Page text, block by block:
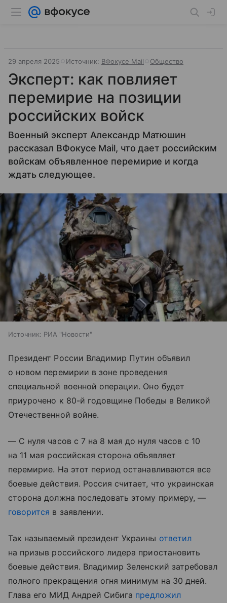
29 апреля 2025 Источник: ВФокусе Mail Общество
Эксперт: как повлияет
перемирие на позиции
российских войск
Военный эксперт Александр Матюшин
рассказал ВФокусе Mail, что дает российским
войскам объявленное перемирие и когда
ждать следующее.
Источник: РИА "Новости"
Президент России Владимир Путин объявил
о новом перемирии в зоне проведения
специальной военной операции. Оно будет
приурочено к 80-й годовщине Победы в Великой
Отечественной войне.
— С нуля часов с 7 на 8 мая до нуля часов с 10
на 11 мая российская сторона объявляет
перемирие. На этот период останавливаются все
боевые действия. Россия считает, что украинская
сторона должна последовать этому примеру, —
говорится в заявлении.
Так называемый президент Украины ответил
на призыв российского лидера приостановить
боевые действия. Владимир Зеленский затребовал
полного прекращения огня минимум на 30 дней.
Глава его МИД Андрей Сибига предложил